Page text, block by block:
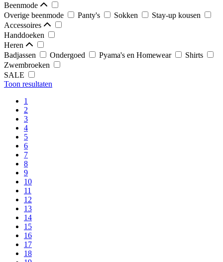
Beenmode
Overige beenmode
Panty's Sokken
Stay-up kousen
Accessoires
Handdoeken
Heren
Badjassen
Ondergoed Pyama's en Homewear
Shirts
Zwembroeken
SALE
Toon resultaten
1
2
3
4
5
6
7
8
9
10
11
12
13
14
15
16
17
18